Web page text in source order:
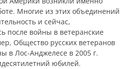
Многие из этих объединений
и сейчас,
после войны в ветеранские
Общество русских ветеранов
в Лос-Анджелесе в 2005 г.
юбилей.